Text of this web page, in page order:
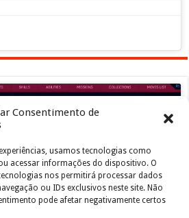
Consentimento de
usamos tecnologias como
acessar informações do dispositivo. O
nos permitirá processar dados
ou IDs exclusivos neste site. Não
pode afetar negativamente certos
os cookies marketing e
este conteúdo